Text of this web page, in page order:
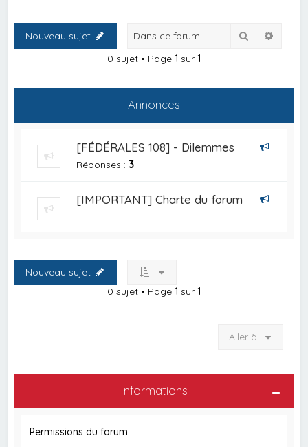
Nouveau sujet Rechercher
0 sujet • Page 1 sur 1
Annonces
[FÉDÉRALES 108] - Dilemmes
Réponses : 3
[IMPORTANT] Charte du forum
Nouveau sujet
0 sujet • Page 1 sur 1
Aller à
Informations
Permissions du forum